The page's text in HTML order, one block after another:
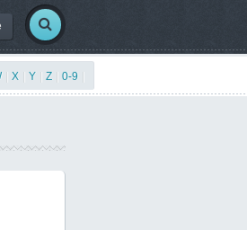
| X Y Z 0-9